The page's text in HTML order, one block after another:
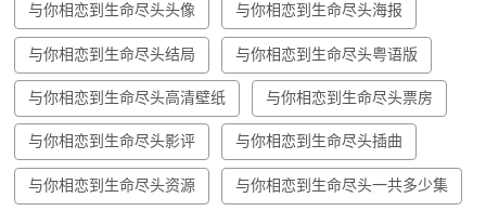
与你相恋到生命尽头头像 与你相恋到生命尽头海报
与你相恋到生命尽头结局 与你相恋到生命尽头粤语版
与你相恋到生命尽头高清壁纸 与你相恋到生命尽头票房
与你相恋到生命尽头影评 与你相恋到生命尽头插曲
与你相恋到生命尽头资源 与你相恋到生命尽头一共多少集